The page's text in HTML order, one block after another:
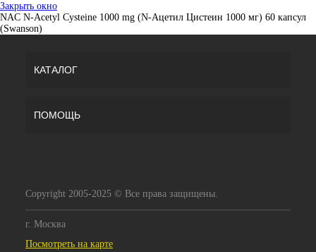
Закрыть окно
NAC N-Acetyl Cysteine 1000 mg (N-Ацетил Цистеин 1000 мг) 60 капсул
(Swanson)
КАТАЛОГ
ПОМОЩЬ
Copyright 2005-2025 © Все права защищены.
г. Москва
Посмотреть на карте